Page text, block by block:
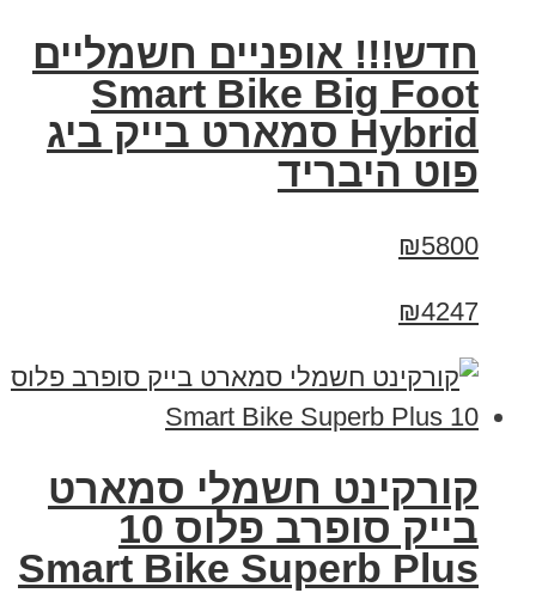
חדש!!! אופניים חשמליים
Smart Bike Big Foot
Hybrid סמארט בייק ביג
פוט היבריד
₪5800
₪4247
קורקינט חשמלי סמארט
בייק סופרב פלוס 10
Smart Bike Superb Plus